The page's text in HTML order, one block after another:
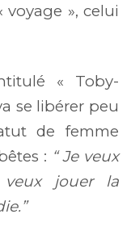
voyage », celui
« Toby-
se libérer peu
de femme
: “ Je veux
jouer la